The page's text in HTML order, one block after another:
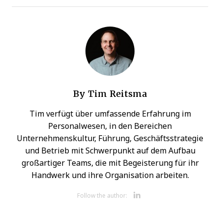
By Tim Reitsma
Tim verfügt über umfassende Erfahrung im
Personalwesen, in den Bereichen
Unternehmenskultur, Führung, Geschäftsstrategie
und Betrieb mit Schwerpunkt auf dem Aufbau
großartiger Teams, die mit Begeisterung für ihr
Handwerk und ihre Organisation arbeiten.
Follow the author: